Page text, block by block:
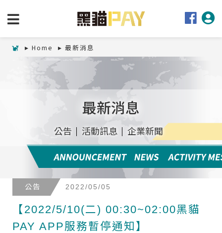
Home 最新消息
最新消息
公告 活動訊息 企業新聞
公告 2022/05/05
【2022/5/10(二) 00:30~02:00黑貓
PAY APP服務暫停通知】